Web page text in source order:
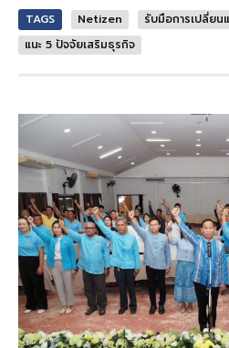
TAGS Netizen รับมือการเปลี่ย
แนะ 5 ปัจจัยเสริมธุรกิจ